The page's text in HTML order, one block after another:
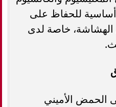
للحفاظ على
الهشاشة، خاصة لدى
الحمض الأميني